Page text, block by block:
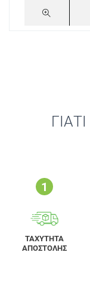
ΓΙΑΤΙ
ΤΑΧΥΤΗΤΑ
ΑΠΟΣΤΟΛΗΣ